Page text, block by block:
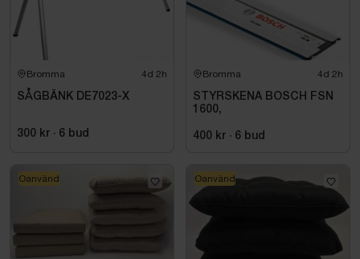
Bromma 4d 2h
SÅGBÄNK DE7023-X
300 kr · 6 bud
Bromma 4d 2h
STYRSKENA BOSCH FSN
1600,
400 kr · 6 bud
Oanvänd Oanvänd